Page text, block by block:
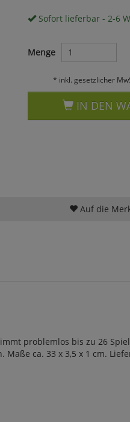
Sofort lieferbar - 2-6
Menge
* inkl. gesetzlicher
IN DEN
Auf die
problemlos bis zu 26
ca. 33 x 3,5 x 1 cm.